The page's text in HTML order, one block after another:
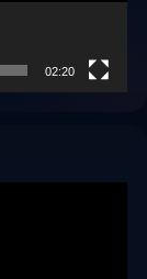
02:20